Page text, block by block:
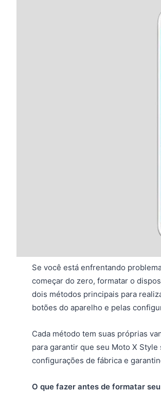
Se você está enfrentando
começar do zero, formatar o
dois métodos principais para
botões do aparelho e pelas
Cada método tem suas próprias
para garantir que seu Moto X
configurações de fábrica e
O que fazer antes de formatar